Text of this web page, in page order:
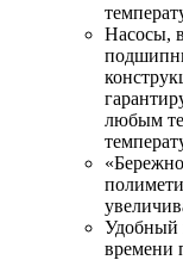
Насосы,
любым
Удобный
времени